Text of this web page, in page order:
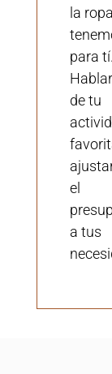
la
para tí.
de tu
el
a tus